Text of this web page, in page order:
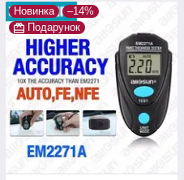
Новинка
–14%
Подарунок